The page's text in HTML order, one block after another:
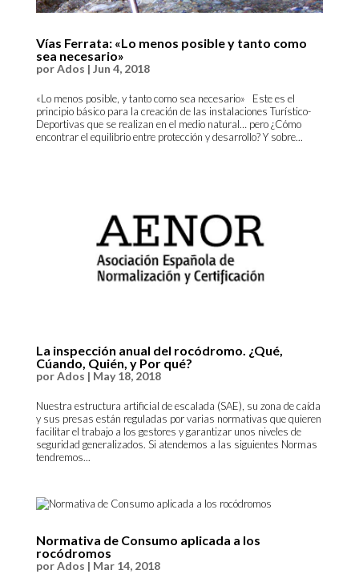
Vías Ferrata: «Lo menos posible y tanto como
sea necesario»
porAdos | Jun 4, 2018
«Lo menos posible, y tanto como sea necesario» Este es el
principio básico para la creación de las instalaciones Turístico-
Deportivas que se realizan en el medio natural… pero ¿Cómo
encontrar el equilibrio entre protección y desarrollo? Y sobre...
La inspección anual del rocódromo. ¿Qué,
Cúando, Quién, y Por qué?
porAdos | May 18, 2018
Nuestra estructura artificial de escalada (SAE), su zona de caída
y sus presas están reguladas por varias normativas que quieren
facilitar el trabajo a los gestores y garantizar unos niveles de
seguridad generalizados. Si atendemos a las siguientes Normas
tendremos...
Normativa de Consumo aplicada a los
rocódromos
porAdos | Mar 14, 2018